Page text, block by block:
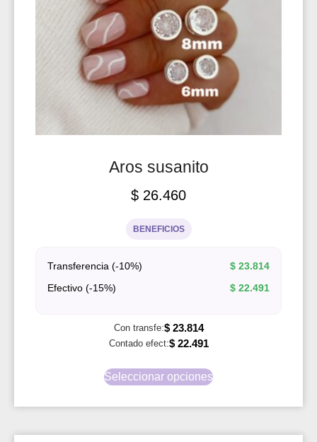
Aros susanito
$ 26.460
BENEFICIOS
Transferencia (-10%) $ 23.814
Efectivo (-15%)
$ 22.491
Con transfe:$23.814
Contado efect:$22.491
Seleccionar opciones